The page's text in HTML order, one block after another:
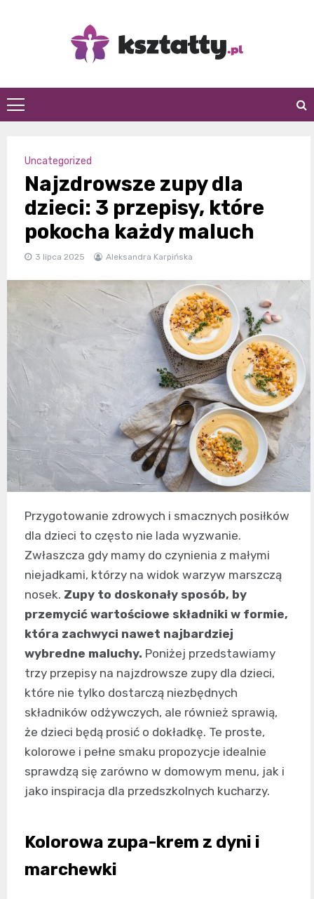
Kształty
Uncategorized
Najzdrowsze zupy dla
dzieci: 3 przepisy, które
pokocha każdy maluch
3 lipca 2025 Aleksandra Karpińska
Przygotowanie zdrowych i smacznych posiłków
dla dzieci to często nie lada wyzwanie.
Zwłaszcza gdy mamy do czynienia z małymi
niejadkami, którzy na widok warzyw marszczą
nosek. Zupy to doskonały sposób, by
przemycić wartościowe składniki w formie,
która zachwyci nawet najbardziej
wybredne maluchy. Poniżej przedstawiamy
trzy przepisy na najzdrowsze zupy dla dzieci,
które nie tylko dostarczą niezbędnych
składników odżywczych, ale również sprawią,
że dzieci będą prosić o dokładkę. Te proste,
kolorowe i pełne smaku propozycje idealnie
sprawdzą się zarówno w domowym menu, jak i
jako inspiracja dla przedszkolnych kucharzy.
Kolorowa zupa-krem z dyni i
marchewki